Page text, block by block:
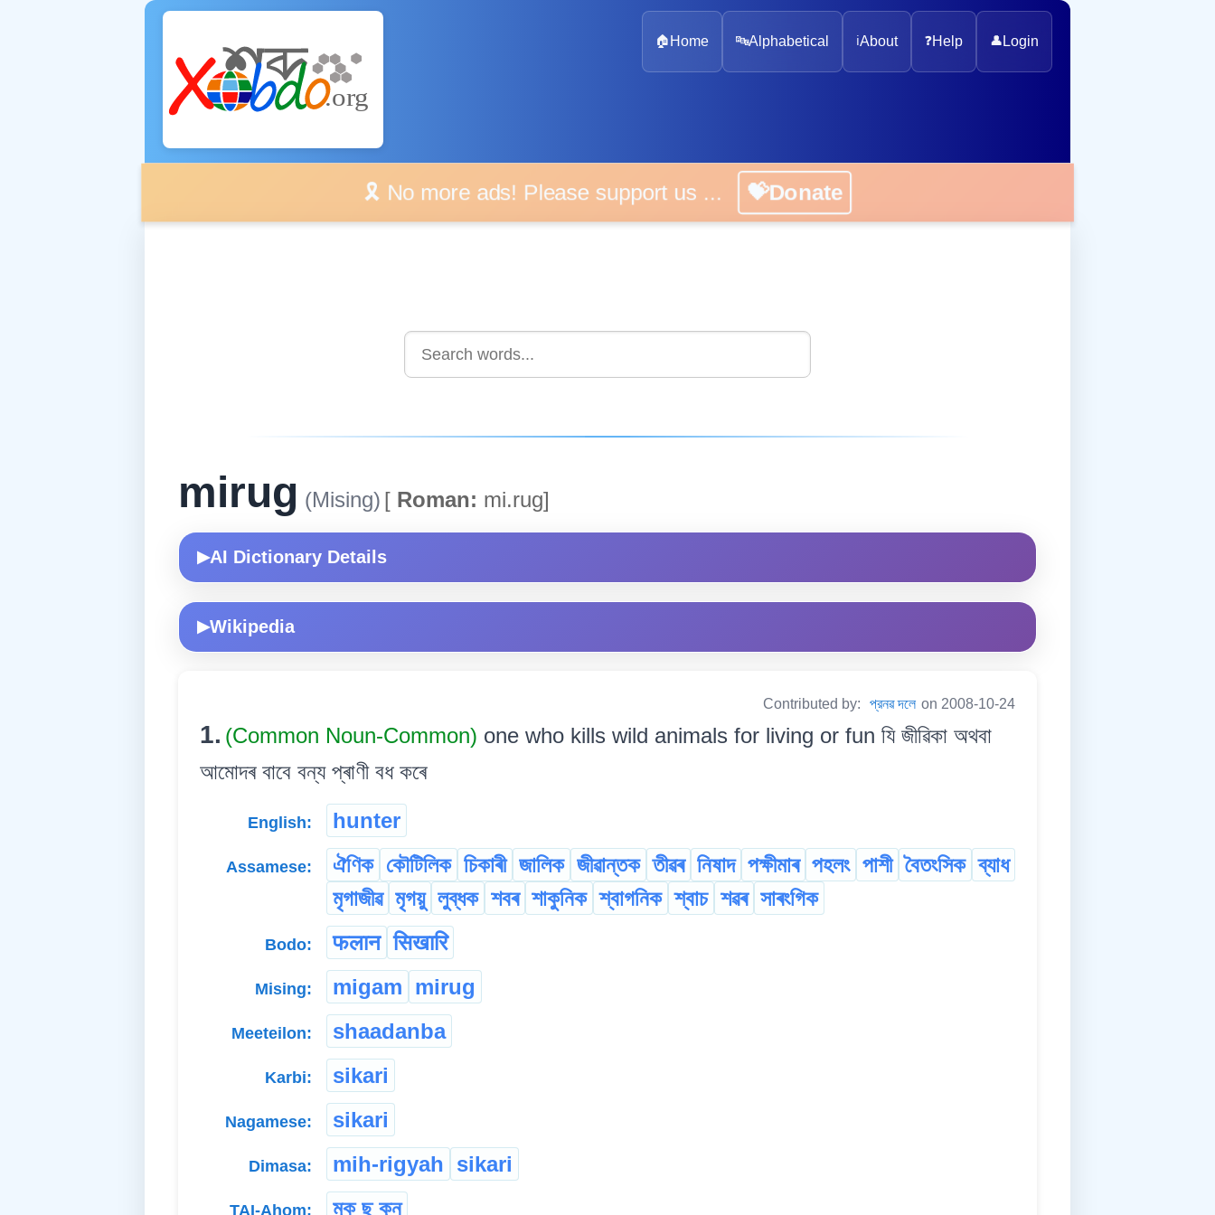
🏠 Home 🔤Alphabetical ℹ️About ❓Help 👤 Login
🎗️ No more ads! Please support us ... 💝Donate
mirug (Mising) [ Roman: mi.rug]
▶AI Dictionary Details
▶Wikipedia
Contributed by: প্রনৱ দলে on 2008-10-24
1. (Common Noun-Common) one who kills wild animals for living or fun যি জীৱিকা অথবা
আমোদৰ বাবে বন্য প্ৰাণী বধ কৰে
English: hunter
Assamese: ঐণিক কৌটিলিক চিকাৰী জালিক জীৱান্তক তীৱৰ নিষাদ পক্ষীমাৰ পহলং পাশী বৈতংসিক ব্যাধ
মৃগাজীৱ মৃগয়ু লুব্ধক শবৰ শাকুনিক শ্বাগনিক শ্বাচ শৱৰ সাৰংগিক
Bodo: फलान सिखारि
Mising: migam mirug
Meeteilon: shaadanba
Karbi: sikari
Nagamese: sikari
Dimasa: mih-rigyah sikari
TAI-Ahom: মুক্ ছূ কুন্